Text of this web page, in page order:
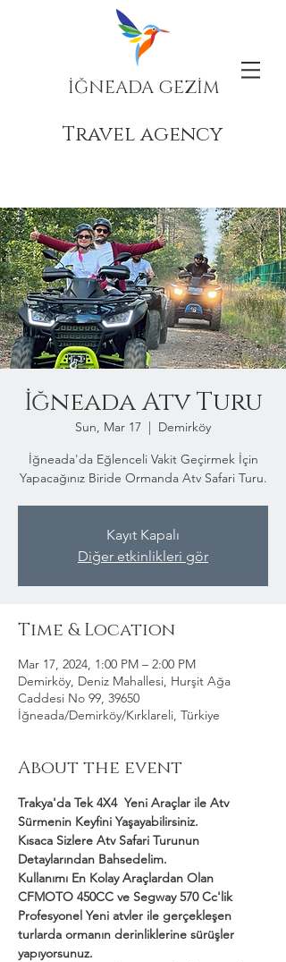
İĞNEADA GEZİM
Travel agency
İğneada Atv Turu
Sun, Mar 17
  |
Demirköy
İğneada'da Eğlenceli Vakit Geçirmek İçin
Yapacağınız Biride Ormanda Atv Safari Turu.
Kayıt Kapalı
Diğer etkinlikleri gör
Time & Location
Mar 17, 2024, 1:00 PM – 2:00 PM
Demirköy, Deniz Mahallesi, Hurşit Ağa
Caddesi No 99, 39650
İğneada/Demirköy/Kırklareli, Türkiye
About the event
Trakya'da Tek 4X4  Yeni Araçlar ile Atv
Sürmenin Keyfini Yaşayabilirsiniz.
Kısaca Sizlere Atv Safari Turunun
Detaylarından Bahsedelim.
Kullanımı En Kolay Araçlardan Olan
CFMOTO 450CC ve Segway 570 Cc'lik
Profesyonel Yeni atvler ile gerçekleşen
turlarda ormanın derinliklerine sürüşler
yapıyorsunuz.